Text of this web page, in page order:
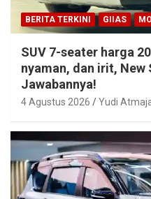
BERITA TERKINI GIIAS
SUV 7-seater harga
nyaman, dan irit, New
Jawabannya!
4 Agustus 2026 Yudi